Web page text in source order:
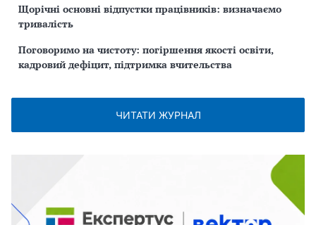
Щорічні основні відпустки працівників: визначаємо
тривалість
Поговоримо на чистоту: погіршення якості освіти,
кадровий дефіцит, підтримка вчительства
ЧИТАТИ ЖУРНАЛ